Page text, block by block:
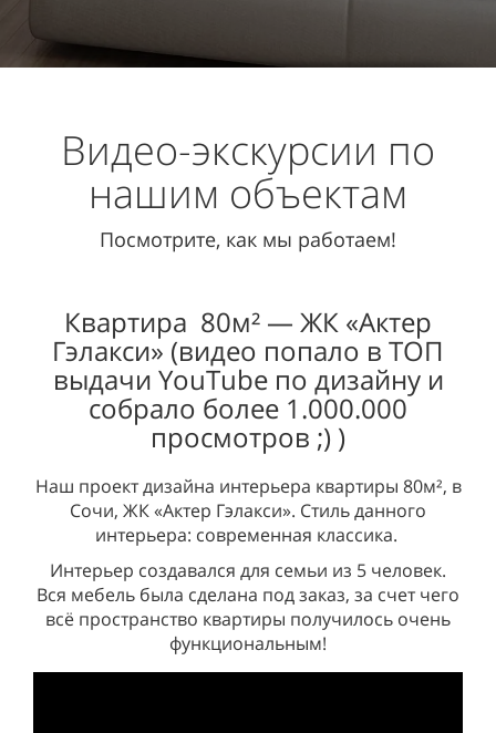
Видео-экскурсии по
нашим объектам
Посмотрите, как мы работаем!
Квартира 80м² — ЖК «Актер
Гэлакси» (видео попало в ТОП
выдачи YouTube по дизайну и
собрало более 1.000.000
просмотров ;) )
Наш проект дизайна интерьера квартиры 80м², в
Сочи, ЖК «Актер Гэлакси». Стиль данного
интерьера: современная классика.
Интерьер создавался для семьи из 5 человек.
Вся мебель была сделана под заказ, за счет чего
всё пространство квартиры получилось очень
функциональным!